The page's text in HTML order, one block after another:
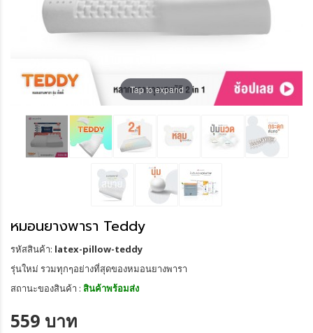
Tap to expand
หมอนยางพารา Teddy
รหัสสินค้า: latex-pillow-teddy
รุ่นใหม่ รวมทุกๆอย่างที่สุดของหมอนยางพารา
สถานะของสินค้า : สินค้าพร้อมส่ง
559 บาท